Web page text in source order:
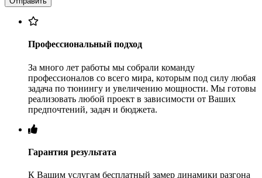
Профессиональный подход
За много лет работы мы собрали команду
профессионалов со всего мира, которым под силу любая
задача по тюнингу и увеличению мощности. Мы готовы
реализовать любой проект в зависимости от Ваших
предпочтений, задач и бюджета.
Гарантия результата
К Вашим услугам бесплатный замер динамики разгона